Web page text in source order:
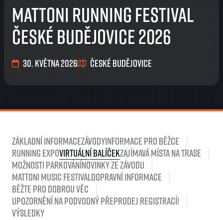
Mattoni Running Festival
České Budějovice 2026
30. května 2026 České Budějovice
Základní informaceZávodyInformace pro běžce
Running ExpoVirtuální balíčekZajímavá místa na trase
Možnosti parkováníNovinky ze závodu
Mattoni Music FestivalDopravní informace
Běžte pro dobrou věc
Upozornění na podvodný přeprodej registrací!
Výsledky